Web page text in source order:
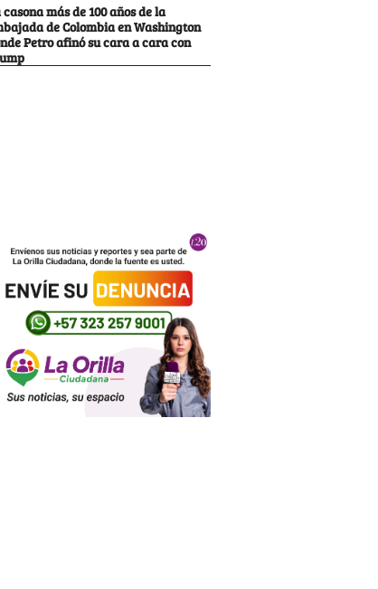
más de 100 años de la
de Colombia en Washington
Petro afinó su cara a cara con